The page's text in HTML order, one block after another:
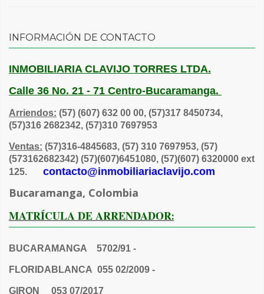
INFORMACIÓN DE CONTACTO
INMOBILIARIA CLAVIJO TORRES LTDA.
Calle 36 No. 21 - 71 Centro-Bucaramanga.
Arriendos: (57) (607) 632 00 00, (57)317 8450734,
(57)316 2682342, (57)310 7697953
Ventas: (57)316-4845683, (57) 310 7697953, (57)
(573162682342) (57)(607)6451080, (57)(607) 6320000 ext
125.
contacto@inmobiliariaclavijo.com
Bucaramanga, Colombia
MATRÍCULA DE ARRENDADOR:
BUCARAMANGA 5702/91 -
FLORIDABLANCA 055 02/2009 -
GIRON 053 07/2017